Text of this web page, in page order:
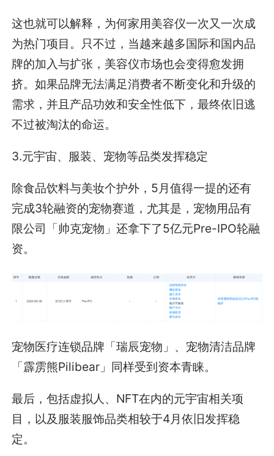
这也就可以解释，为何家用美容仪一次又一次成
为热门项目。只不过，当越来越多国际和国内品
牌的加入与扩张，美容仪市场也会变得愈发拥
挤。如果品牌无法满足消费者不断变化和升级的
需求，并且产品功效和安全性低下，最终依旧逃
不过被淘汰的命运。
3.元宇宙、服装、宠物等品类发挥稳定
除食品饮料与美妆个护外，5月值得一提的还有
完成3轮融资的宠物赛道，尤其是，宠物用品有
限公司「帅克宠物」还拿下了5亿元Pre-IPO轮融
资。
宠物医疗连锁品牌「瑞辰宠物」、宠物清洁品牌
「霹雳熊Pilibear」同样受到资本青睐。
最后，包括虚拟人、NFT在内的元宇宙相关项
目，以及服装服饰品类相较于4月依旧发挥稳
定。